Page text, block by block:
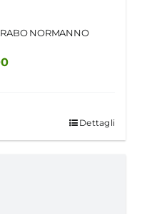
NORMANNO
Dettagli